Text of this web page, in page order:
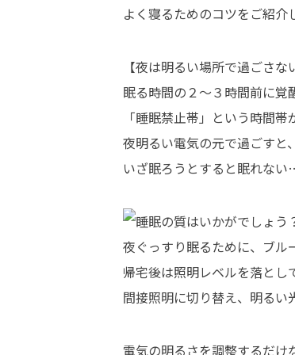
よく寝るためのコツをご紹介
【夜は明るい場所で過ごさな
眠る時間の２～３時間前に覚
「睡眠禁止帯」という時間帯
夜明るい電気の元で過ごすと
いざ眠ろうとすると眠れな
夜ぐっすり眠るために、ブル
帰宅後は照明レベルを落とし
間接照明に切り替え、明る
電気の明るさを調整するだけ